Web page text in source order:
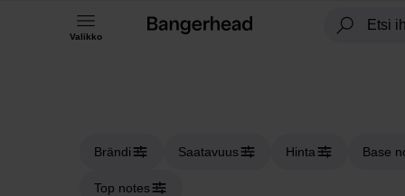
Valikko
Brändi Saatavuus Hinta Base
Top notes